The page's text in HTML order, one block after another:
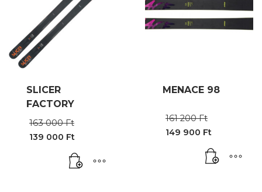
SLICER
FACTORY
163 000Ft
000 Ft.
139 000 Ft
MENACE 98
161 200Ft
200 Ft.
149 900 Ft